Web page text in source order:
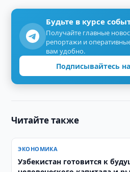
Будьте в курсе
Получайте главные
репортажи и
вам удобно.
Подписывайтесь
Читайте также
ЭКОНОМИКА
Узбекистан готовится к